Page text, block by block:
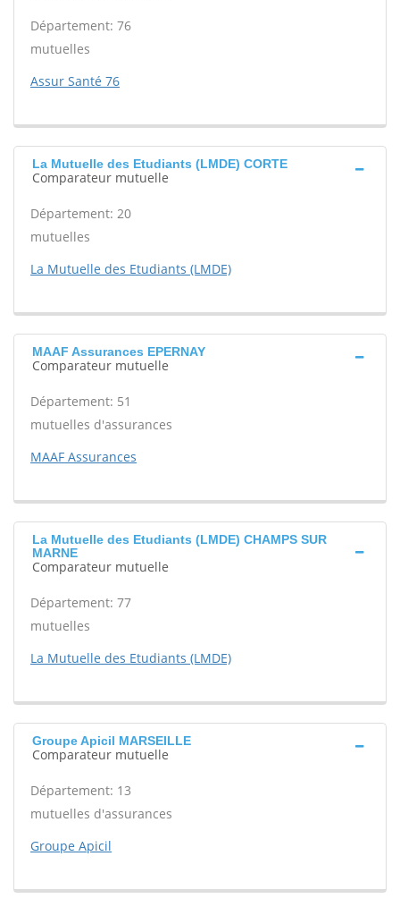
Département: 76
mutuelles
Assur Santé 76
La Mutuelle des Etudiants (LMDE) CORTE
Comparateur mutuelle
Département: 20
mutuelles
La Mutuelle des Etudiants (LMDE)
MAAF Assurances EPERNAY
Comparateur mutuelle
Département: 51
mutuelles d'assurances
MAAF Assurances
La Mutuelle des Etudiants (LMDE) CHAMPS SUR
MARNE
Comparateur mutuelle
Département: 77
mutuelles
La Mutuelle des Etudiants (LMDE)
Groupe Apicil MARSEILLE
Comparateur mutuelle
Département: 13
mutuelles d'assurances
Groupe Apicil